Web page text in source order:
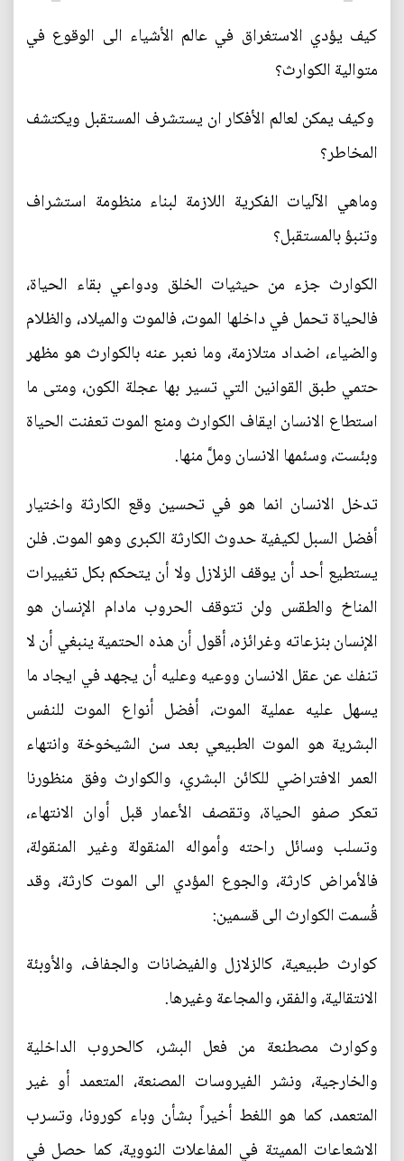
كيف يؤدي الاستغراق في عالم الأشياء الى الوقوع في
متوالية الكوارث؟
وكيف يمكن لعالم الأفكار ان يستشرف المستقبل ويكتشف
المخاطر؟
وماهي الآليات الفكرية اللازمة لبناء منظومة استشراف
وتنبؤ بالمستقبل؟
الكوارث جزء من حيثيات الخلق ودواعي بقاء الحياة،
فالحياة تحمل في داخلها الموت، فالموت والميلاد، والظلام
والضياء، اضداد متلازمة، وما نعبر عنه بالكوارث هو مظهر
حتمي طبق القوانين التي تسير بها عجلة الكون، ومتى ما
استطاع الانسان ايقاف الكوارث ومنع الموت تعفنت الحياة
وبئست، وسئمها الانسان وملَّ منها.
تدخل الانسان انما هو في تحسين وقع الكارثة واختيار
أفضل السبل لكيفية حدوث الكارثة الكبرى وهو الموت. فلن
يستطيع أحد أن يوقف الزلازل ولا أن يتحكم بكل تغييرات
المناخ والطقس ولن تتوقف الحروب مادام الإنسان هو
الإنسان بنزعاته وغرائزه، أقول أن هذه الحتمية ينبغي أن لا
تنفك عن عقل الانسان ووعيه وعليه أن يجهد في ايجاد ما
يسهل عليه عملية الموت، أفضل أنواع الموت للنفس
البشرية هو الموت الطبيعي بعد سن الشيخوخة وانتهاء
العمر الافتراضي للكائن البشري، والكوارث وفق منظورنا
تعكر صفو الحياة، وتقصف الأعمار قبل أوان الانتهاء،
وتسلب وسائل راحته وأمواله المنقولة وغير المنقولة،
فالأمراض كارثة، والجوع المؤدي الى الموت كارثة، وقد
قُسمت الكوارث الى قسمين:
كوارث طبيعية، كالزلازل والفيضانات والجفاف، والأوبئة
الانتقالية، والفقر، والمجاعة وغيرها.
وكوارث مصطنعة من فعل البشر، كالحروب الداخلية
والخارجية، ونشر الفيروسات المصنعة، المتعمد أو غير
المتعمد، كما هو اللغط أخيراً بشأن وباء كورونا، وتسرب
الاشعاعات المميتة في المفاعلات النووية، كما حصل في